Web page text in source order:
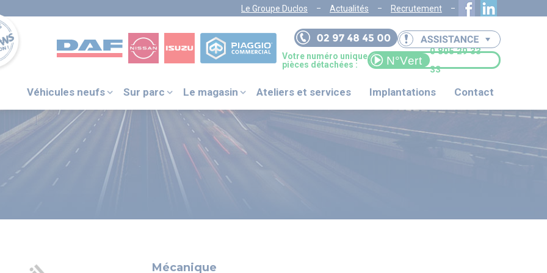
Le Groupe Duclos Actualités Recrutement
Votre numéro unique
pièces détachées :
0 805 29 33
33
Véhicules neufs Sur parc Le magasin Ateliers et services Implantations Contact
Mécanique
VOTRE NUMÉRO UNIQUE
PIÈCES DÉTACHÉES :
0 805 29 33
33
+33 (0) 1 41 85 83 79